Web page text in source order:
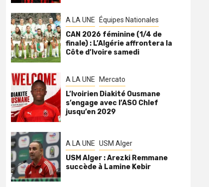
A LA UNE Équipes Nationales
CAN 2026 féminine (1/4 de
finale) : L’Algérie affrontera la
Côte d’Ivoire samedi
A LA UNE Mercato
L’Ivoirien Diakité Ousmane
s’engage avec l’ASO Chlef
jusqu’en 2029
A LA UNE USM Alger
USM Alger : Arezki Remmane
succède à Lamine Kebir